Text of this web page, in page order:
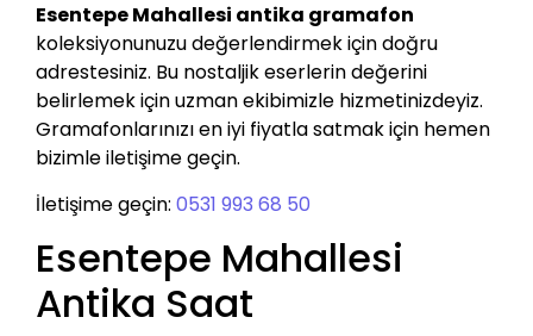
Esentepe Mahallesi antika gramafon
koleksiyonunuzu değerlendirmek için doğru
adrestesiniz. Bu nostaljik eserlerin değerini
belirlemek için uzman ekibimizle hizmetinizdeyiz.
Gramafonlarınızı en iyi fiyatla satmak için hemen
bizimle iletişime geçin.
İletişime geçin: 0531 993 68 50
Esentepe Mahallesi
Antika Saat